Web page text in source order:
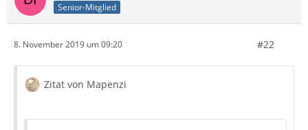
Senior-Mitglied
8. November 2019 um 09:20 #22
Zitat von Mapenzi